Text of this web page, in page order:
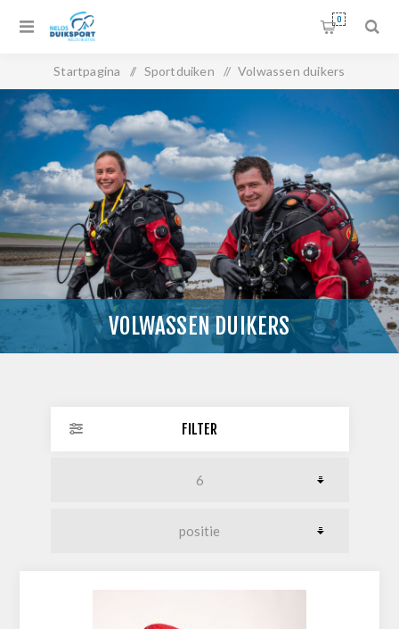
0
Startpagina / Sportduiken / Volwassen duikers
VOLWASSEN DUIKERS
FILTER